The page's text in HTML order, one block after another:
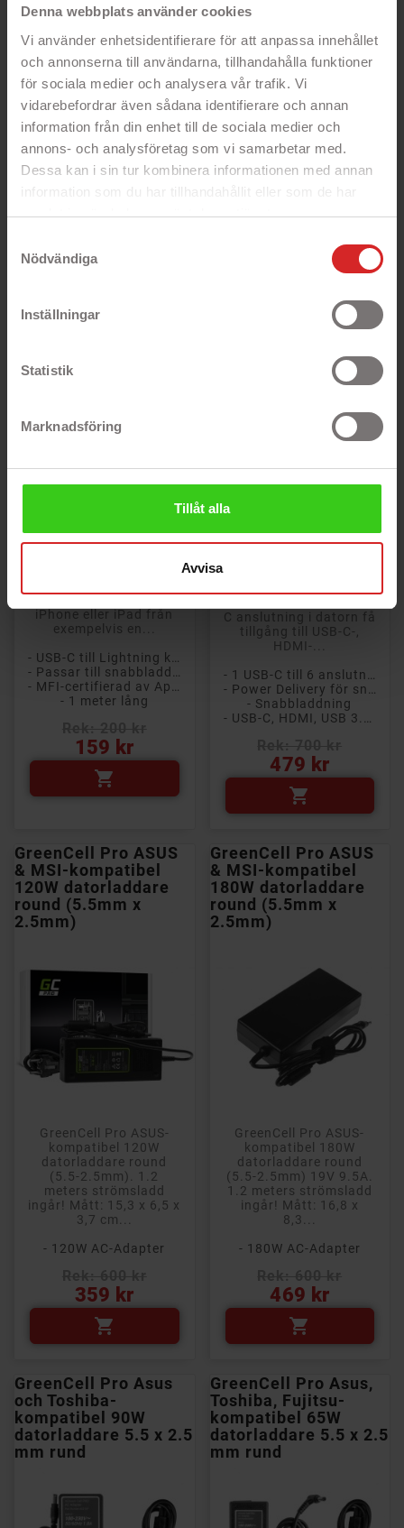
Denna webbplats använder cookies
Vi använder enhetsidentifierare för att anpassa innehållet
och annonserna till användarna, tillhandahålla funktioner
för sociala medier och analysera vår trafik. Vi
vidarebefordrar även sådana identifierare och annan
information från din enhet till de sociala medier och
annons- och analysföretag som vi samarbetar med.
Dessa kan i sin tur kombinera informationen med annan
information som du har tillhandahållit eller som de har
samlat in när du har använt deras tjänster.
Nödvändiga
Inställningar
Statistik
Marknadsföring
Tillåt alla
Avvisa
Pro 3, Microsoft
Surface Pro 4 samt
Surface Book. 31 Watt,
Rek: 450 kr
219 kr
Pris

Microsoft Surface Pro-
datorladdare till bland
annat Surface Pro 4, 5,
6, 7, 8 och Surface Pro
9. 60W effekt med...
- 65W AC-Adapter
- Strömkabel ingår
- Hög kvalitet
Rek: 500 kr
till Lightning-kabel 1
meter med PD
iPhone eller iPad från
exempelvis en...
- 1 meter lång
159 kr

USB-C hubb med
USB-C, HDMI- (4K),
(GC-HUB2) PD87W
C anslutning i datorn få
tillgång till USB-C-,
HDMI-...
- Snabbladdning
479 kr

GreenCell Pro ASUS
& MSI-kompatibel
120W datorladdare
round (5.5mm x
2.5mm)
GreenCell Pro ASUS-
kompatibel 120W
datorladdare round
(5.5-2.5mm). 1.2
meters strömsladd
ingår! Mått: 15,3 x 6,5 x
3,7 cm...
- 120W AC-Adapter
359 kr

GreenCell Pro ASUS
& MSI-kompatibel
180W datorladdare
round (5.5mm x
2.5mm)
GreenCell Pro ASUS-
kompatibel 180W
datorladdare round
(5.5-2.5mm) 19V 9.5A.
1.2 meters strömsladd
ingår! Mått: 16,8 x
8,3...
- 180W AC-Adapter
469 kr

GreenCell Pro Asus
och Toshiba-
kompatibel 90W
datorladdare 5.5 x 2.5
mm rund
GreenCell Pro Asus,
Toshiba, Fujitsu-
kompatibel 65W
datorladdare 5.5 x 2.5
mm rund